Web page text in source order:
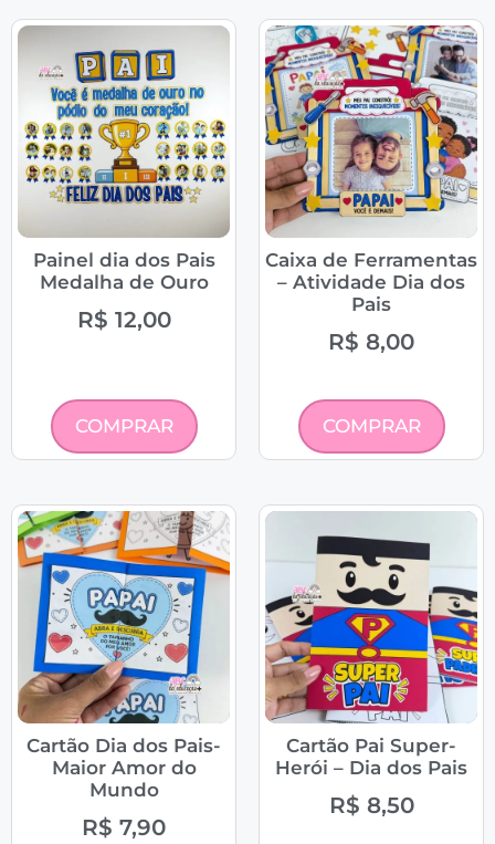
Painel dia dos Pais
Medalha de Ouro
R$ 12,00
COMPRAR
Caixa de Ferramentas
– Atividade Dia dos
Pais
R$ 8,00
COMPRAR
Cartão Dia dos Pais-
Maior Amor do
Mundo
R$ 7,90
Cartão Pai Super-
Herói – Dia dos Pais
R$ 8,50